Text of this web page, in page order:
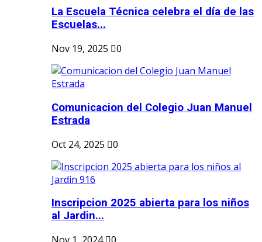
La Escuela Técnica celebra el día de las
Escuelas...
Nov 19, 2025
0
Comunicacion del Colegio Juan Manuel
Estrada
Oct 24, 2025
0
Inscripcion 2025 abierta para los niños
al Jardin...